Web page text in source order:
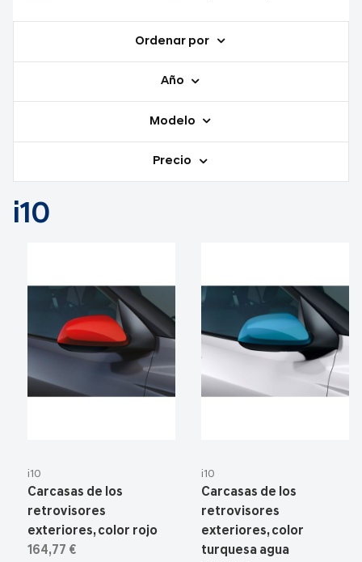
Ordenar por
Año
Modelo
Precio
i10
i10
Carcasas de los
retrovisores
exteriores, color rojo
164,77 €
i10
Carcasas de los
retrovisores
exteriores, color
turquesa agua